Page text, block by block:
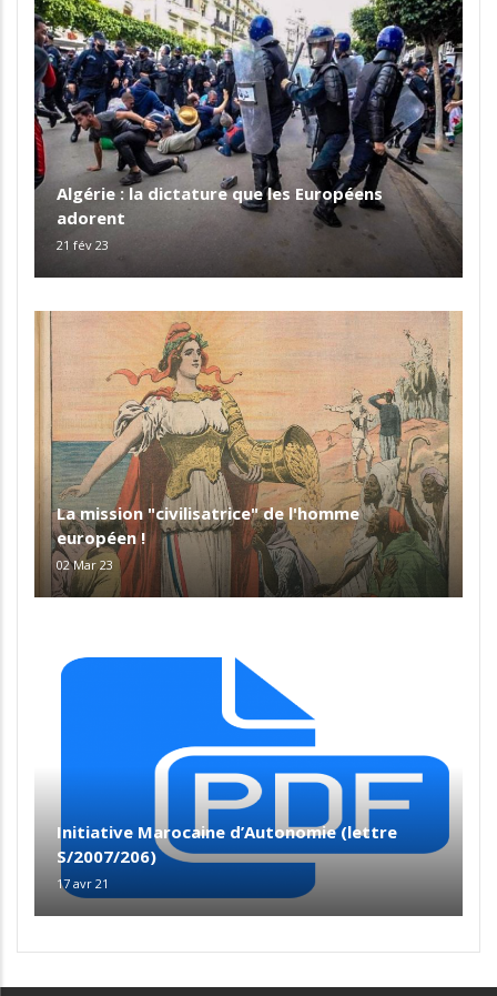
Algérie : la dictature que les Européens
adorent
21 fév 23
La mission "civilisatrice" de l'homme
européen !
02 Mar 23
Initiative Marocaine d’Autonomie (lettre
S/2007/206)
17 avr 21